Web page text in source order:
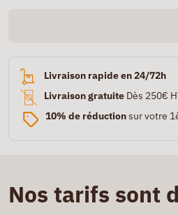
Livraison rapide en 24/72h
Livraison gratuite Dès 250€
10% de réductionsur votre
Nos tarifs sont